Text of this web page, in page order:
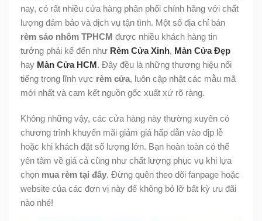
nay, có rất nhiều cửa hàng phân phối chính hãng với chất
lượng đảm bảo và dịch vụ tận tình. Một số địa chỉ bán
rèm sáo nhôm TPHCM được nhiều khách hàng tin
tưởng phải kể đến như Rèm Cửa Xinh, Màn Cửa Đẹp
hay Màn Cửa HCM. Đây đều là những thương hiệu nổi
tiếng trong lĩnh vực rèm cửa, luôn cập nhật các mẫu mã
mới nhất và cam kết nguồn gốc xuất xứ rõ ràng.
Không những vậy, các cửa hàng này thường xuyên có
chương trình khuyến mãi giảm giá hấp dẫn vào dịp lễ
hoặc khi khách đặt số lượng lớn. Bạn hoàn toàn có thể
yên tâm về giá cả cũng như chất lượng phục vụ khi lựa
chọn mua rèm tại đây. Đừng quên theo dõi fanpage hoặc
website của các đơn vị này để không bỏ lỡ bất kỳ ưu đãi
nào nhé!